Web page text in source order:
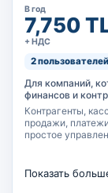
В год
7,750
+ НДС
2
Для компаний,
финансов и
Контрагенты,
продажи,
простое
Показать